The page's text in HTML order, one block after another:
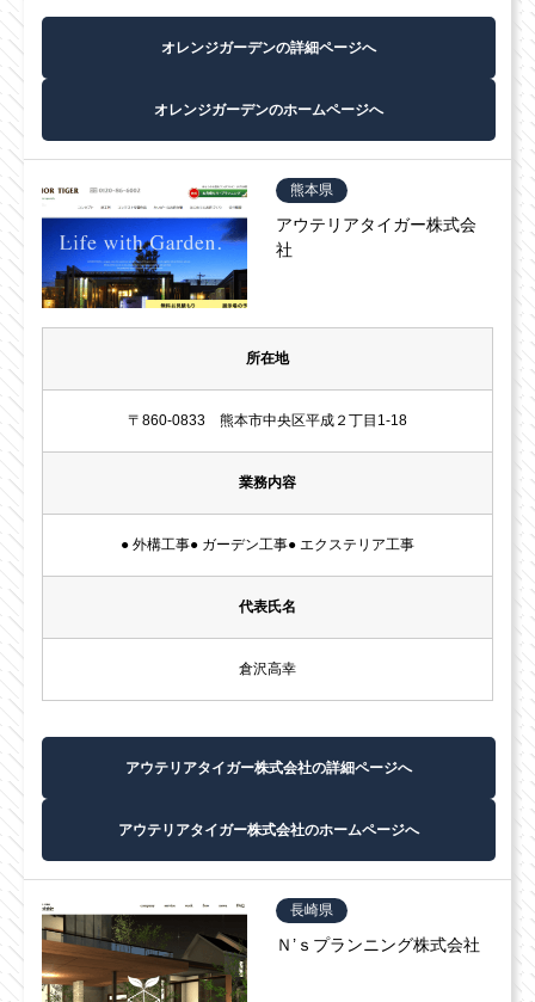
オレンジガーデンの詳細ページへ
オレンジガーデンのホームページへ
熊本県
アウテリアタイガー株式会
社
所在地
〒860-0833 熊本市中央区平成２丁目1-18
業務内容
● 外構工事● ガーデン工事● エクステリア工事
代表氏名
倉沢高幸
アウテリアタイガー株式会社の詳細ページへ
アウテリアタイガー株式会社のホームページへ
長崎県
Ｎ’ｓプランニング株式会社